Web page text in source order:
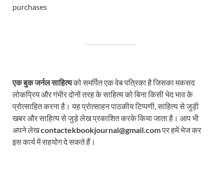
purchases
एक बुक जर्नल साहित्यको समर्पित एक वेब पत्रिका है जिसका मकसद
लोकप्रिय और गंभीर दोनों तरह के साहित्य को बिना किसी भेद भाव के
प्रोत्साहित करना है। यह प्रोत्साहन पाठकीय टिप्पणी, साहित्य से जुड़ी
खबर और साहित्य से जुड़े लेख प्रकाशित करके किया जाता है। आप भी
अपने लेखcontactekbookjournal@gmail.comपर हमें भेज कर
इस कार्य में सहयोग दे सकते हैं।